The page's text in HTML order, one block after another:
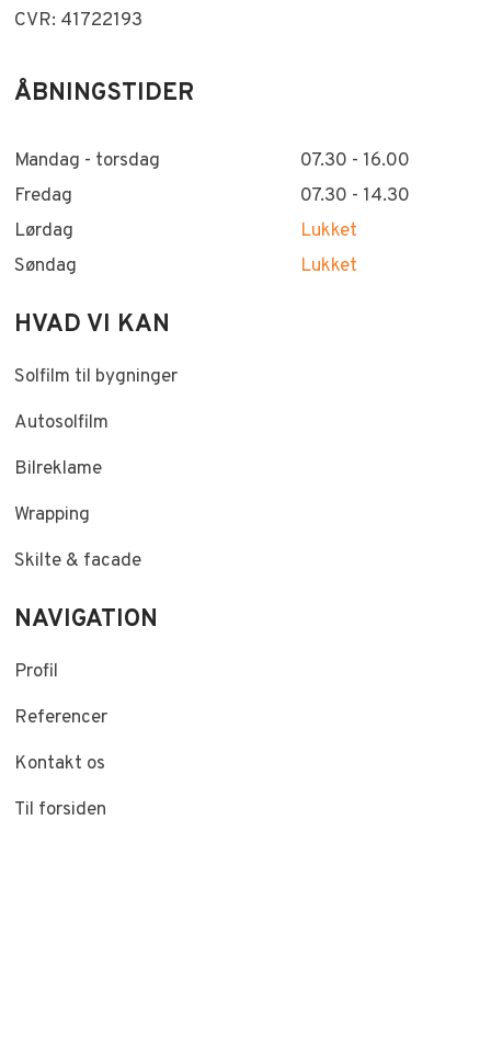
CVR​: 41722193
ÅBNINGSTIDER
Mandag - torsdag​
​07.30 - 16.00
Fredag
​07.30 - 14.30
Lørdag
Lukket
Søndag
Lukket
HVAD VI KAN
Solfilm til bygninger
Autosolfilm
Bilreklame​
Wrapping
Skilte & facade
NAVIGATION​
Profil
Referencer
Kontakt os
Til forsiden